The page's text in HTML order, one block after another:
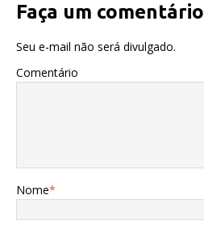
Faça um comentário
Seu e-mail não será divulgado.
Comentário
Nome*